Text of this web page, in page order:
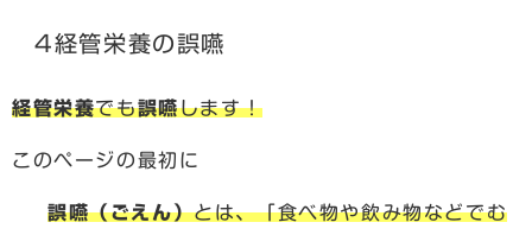
4経管栄養の誤嚥
経管栄養でも誤嚥します！
このページの最初に
誤嚥（ごえん）とは、「食べ物や飲み物などでむ